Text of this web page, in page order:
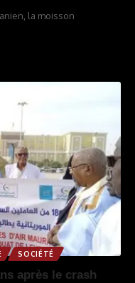
la moisson
SOCIÉTÉ
après le crash